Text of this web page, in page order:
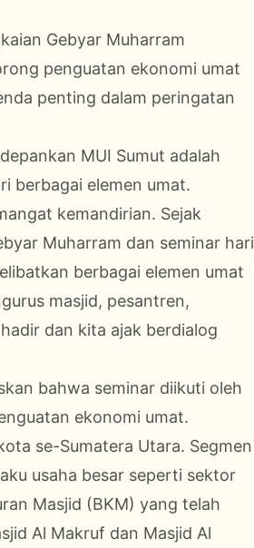
Gebyar Muharram
penguatan ekonomi umat
penting dalam peringatan
MUI Sumut adalah
berbagai elemen umat.
kemandirian. Sejak
Muharram dan seminar hari
berbagai elemen umat
masjid, pesantren,
dan kita ajak berdialog
bahwa seminar diikuti oleh
ekonomi umat.
se-Sumatera Utara. Segmen
usaha besar seperti sektor
Masjid (BKM) yang telah
Al Makruf dan Masjid Al